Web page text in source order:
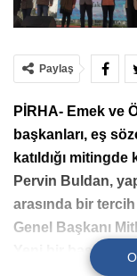
Paylaş
PİRHA- Emek ve
başkanları, eş
katıldığı
Pervin Buldan,
arasında bir
Genel Başkanı
Yeni bir